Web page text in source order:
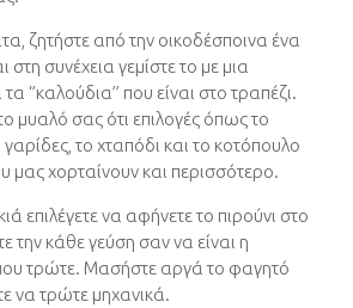
ζητήστε από την οικοδέσποινα ένα
συνέχεια γεμίστε το με μια
‘’καλούδια’’ που είναι στο τραπέζι.
μυαλό σας ότι επιλογές όπως το
το χταπόδι και το κοτόπουλο
μας χορταίνουν και περισσότερο.
επιλέγετε να αφήνετε το πιρούνι στο
την κάθε γεύση σαν να είναι η
τρώτε. Μασήστε αργά το φαγητό
να τρώτε μηχανικά.